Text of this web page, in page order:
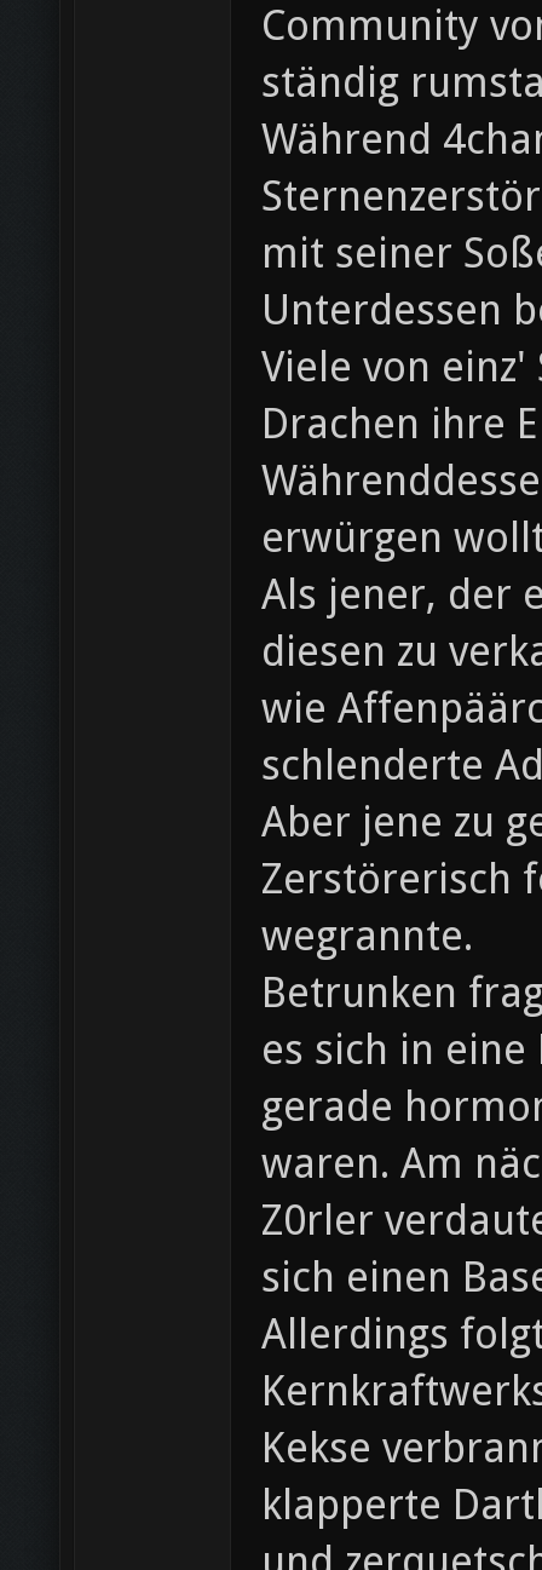
Community
ständig
Während
mit seiner
Unterdessen
Viele von
Drachen ihre
erwürgen
Als jener, der
diesen zu
wie
schlenderte
Aber jene zu
Zerstörerisch
wegrannte.
Betrunken
es sich in
gerade
waren. Am
Z0rler
sich einen
Allerdings
Kekse
klapperte